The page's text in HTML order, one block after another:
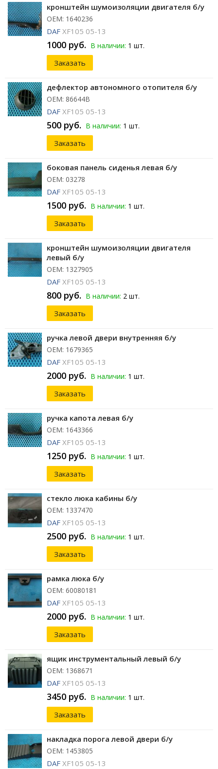
кронштейн шумоизоляции двигателя б/у
ОЕМ: 1640236
DAF XF105 05-13
1000 руб. В наличии: 1 шт.
Заказать
дефлектор автономного отопителя б/у
ОЕМ: 86644B
DAF XF105 05-13
500 руб. В наличии: 1 шт.
Заказать
боковая панель сиденья левая б/у
ОЕМ: 03278
DAF XF105 05-13
1500 руб. В наличии: 1 шт.
Заказать
кронштейн шумоизоляции двигателя
левый б/у
ОЕМ: 1327905
DAF XF105 05-13
800 руб. В наличии: 2 шт.
Заказать
ручка левой двери внутренняя б/у
ОЕМ: 1679365
DAF XF105 05-13
2000 руб. В наличии: 1 шт.
Заказать
ручка капота левая б/у
ОЕМ: 1643366
DAF XF105 05-13
1250 руб. В наличии: 1 шт.
Заказать
стекло люка кабины б/у
ОЕМ: 1337470
DAF XF105 05-13
2500 руб. В наличии: 1 шт.
Заказать
рамка люка б/у
ОЕМ: 60080181
DAF XF105 05-13
2000 руб. В наличии: 1 шт.
Заказать
ящик инструментальный левый б/у
ОЕМ: 1368671
DAF XF105 05-13
3450 руб. В наличии: 1 шт.
Заказать
накладка порога левой двери б/у
ОЕМ: 1453805
DAF XF105 05-13